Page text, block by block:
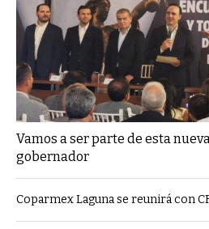
Vamos a ser parte de esta
gobernador
Coparmex Laguna se reunirá con